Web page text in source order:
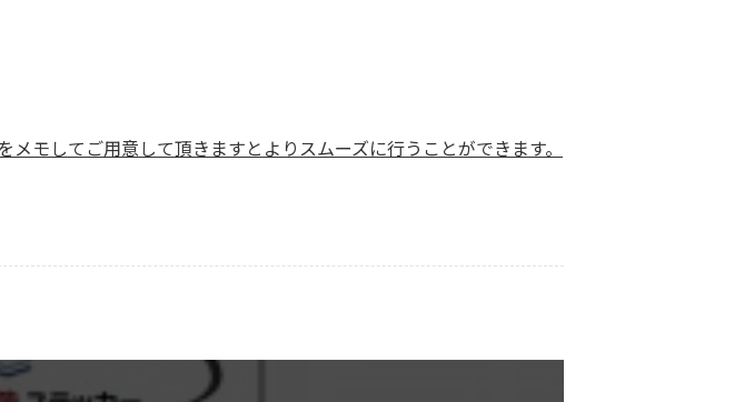
モしてご用意して頂きますとよりスムーズに行うことができます。